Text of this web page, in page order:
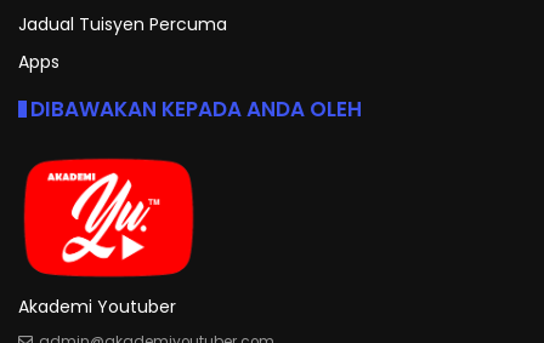
Jadual Tuisyen Percuma
Apps
DIBAWAKAN KEPADA ANDA OLEH
Akademi Youtuber